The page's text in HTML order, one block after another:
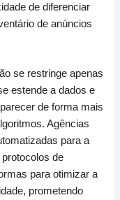
de diferenciar
de anúncios
se restringe apenas
estende a dados e
de forma mais
Agências
para a
de
para otimizar a
prometendo